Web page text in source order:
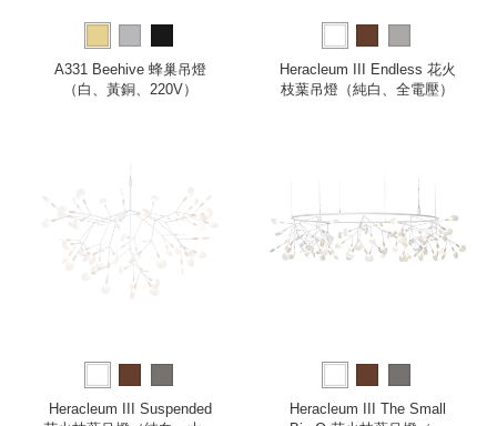
A331 Beehive 蜂巢吊燈
（白、黃銅、220V）
Heracleum III Endless 花火
枝葉吊燈（純白、全電壓）
Heracleum III Suspended
Heracleum III The Small